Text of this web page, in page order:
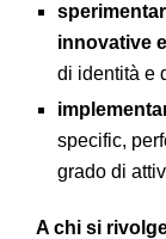
innovative
di identità e
specific,
grado di
A chi si